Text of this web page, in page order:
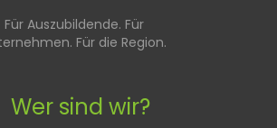
Für Auszubildende. Für
Für die Region.
Wer sind wir?